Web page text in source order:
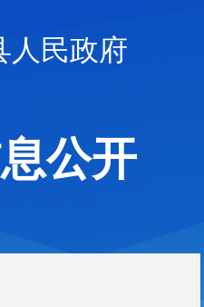
人民政府
公开